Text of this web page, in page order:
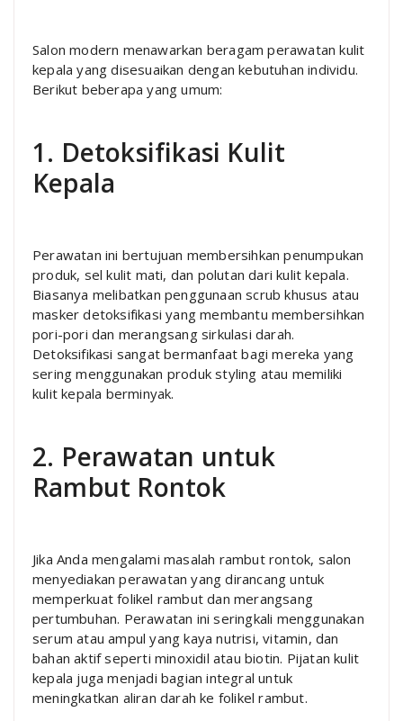
Salon modern menawarkan beragam perawatan kulit
kepala yang disesuaikan dengan kebutuhan individu.
Berikut beberapa yang umum:
1. Detoksifikasi Kulit
Kepala
Perawatan ini bertujuan membersihkan penumpukan
produk, sel kulit mati, dan polutan dari kulit kepala.
Biasanya melibatkan penggunaan scrub khusus atau
masker detoksifikasi yang membantu membersihkan
pori-pori dan merangsang sirkulasi darah.
Detoksifikasi sangat bermanfaat bagi mereka yang
sering menggunakan produk styling atau memiliki
kulit kepala berminyak.
2. Perawatan untuk
Rambut Rontok
Jika Anda mengalami masalah rambut rontok, salon
menyediakan perawatan yang dirancang untuk
memperkuat folikel rambut dan merangsang
pertumbuhan. Perawatan ini seringkali menggunakan
serum atau ampul yang kaya nutrisi, vitamin, dan
bahan aktif seperti minoxidil atau biotin. Pijatan kulit
kepala juga menjadi bagian integral untuk
meningkatkan aliran darah ke folikel rambut.